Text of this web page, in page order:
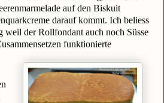
auf den Biskuit
darauf kommt. Ich beliess
weil der Rollfondant auch noch Süsse
funktionierte